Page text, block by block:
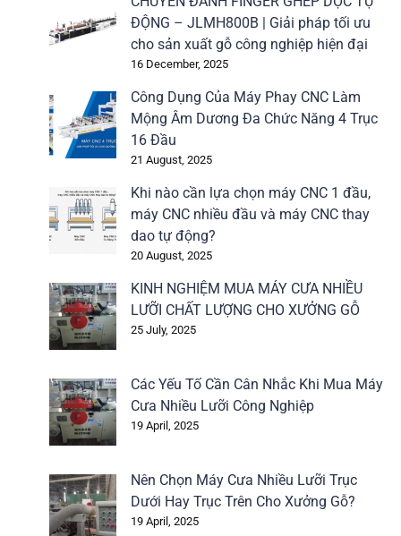
ĐỘNG – JLMH800B | Giải pháp tối ưu
cho sản xuất gỗ công nghiệp hiện đại
16 December, 2025
Công Dụng Của Máy Phay CNC Làm
Mộng Âm Dương Đa Chức Năng 4 Trục
16 Đầu
21 August, 2025
Khi nào cần lựa chọn máy CNC 1 đầu,
máy CNC nhiều đầu và máy CNC thay
dao tự động?
20 August, 2025
KINH NGHIỆM MUA MÁY CƯA NHIỀU
LƯỠI CHẤT LƯỢNG CHO XƯỞNG GỖ
25 July, 2025
Các Yếu Tố Cần Cân Nhắc Khi Mua Máy
Cưa Nhiều Lưỡi Công Nghiệp
19 April, 2025
Nên Chọn Máy Cưa Nhiều Lưỡi Trục
Dưới Hay Trục Trên Cho Xưởng Gỗ?
19 April, 2025